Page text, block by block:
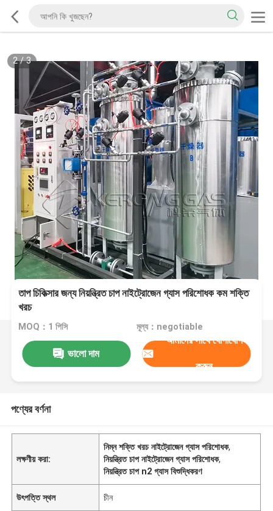
2/3
তাপ চিকিত্সার জন্য নিয়ন্ত্রিত চাপ নাইট্রোজেন গ্যাস পরিশোধক কম শক্তি
খরচ
MOQ：1 পিসি মূল্য：negotiable
ভালো দাম
আমাদের সাথে যোগাযোগ
করুন
পণ্যের বর্ণনা
লক্ষণীয় করা:
নিম্ন শক্তি খরচ নাইট্রোজেন গ্যাস পরিশোধক,
নিয়ন্ত্রিত চাপ নাইট্রোজেন গ্যাস পরিশোধক,
নিয়ন্ত্রিত চাপ n2 গ্যাস বিশুদ্ধিকরণ
উৎপত্তি স্থল চীন